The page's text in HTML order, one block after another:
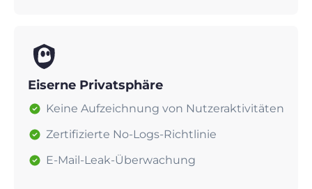
Eiserne Privatsphäre
Keine Aufzeichnung von Nutzeraktivitäten
Zertifizierte No-Logs-Richtlinie
E-Mail-Leak-Überwachung